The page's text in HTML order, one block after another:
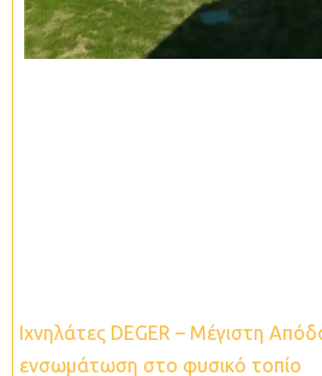
Ιχνηλάτες DEGER – Mέγιστη
ενσωμάτωση στο φυσικό τοπίο